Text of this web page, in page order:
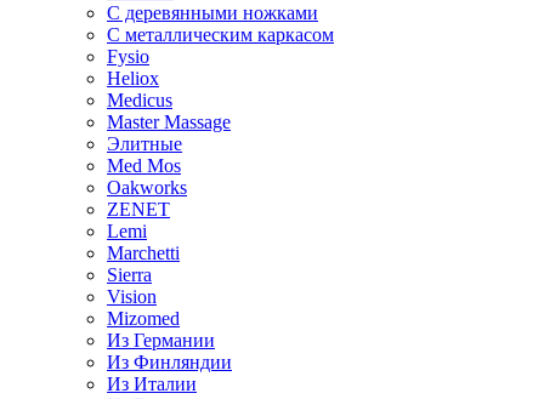
С деревянными ножками
С металлическим каркасом
Fysio
Heliox
Medicus
Master Massage
Элитные
Med Mos
Oakworks
ZENET
Lemi
Marchetti
Sierra
Vision
Mizomed
Из Германии
Из Финляндии
Из Италии